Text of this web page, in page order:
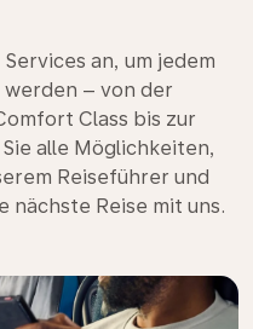
an, um jedem
– von der
Class bis zur
alle Möglichkeiten,
Reiseführer und
nächste Reise mit uns.